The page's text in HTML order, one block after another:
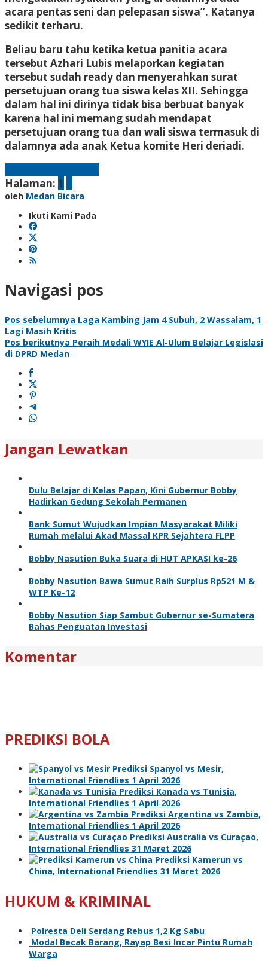
acara pentas seni dan pelepasan siswa”. Katanya
sedikit terharu.
Beliau baru tahu ketika ketua panitia acara
tersebut Azhari Lubis melaporkan kegiatan
tersebut sudah ready dan menyerahkan surat
persetujuan orang tua siswa kelas XII. Sehingga
dalam hal ini dirinya tidak bisa berbuat banyak
karena hal ini memang sudah mendapat
persetujuan orang tua dan wali siswa termasuk di
dalamnya ada anak Ketua komite Heri deriadi.
Halaman: 1
oleh Medan Bicara
Ikuti Kami Pada
Navigasi pos
Pos sebelumnya Laga Kambing Jam 4 Subuh, 2 Wassalam, 1
Lagi Masih Kritis
Pos berikutnya Peraih Medali WYIE Al-Ulum Belajar Legislasi
di DPRD Medan
Jangan Lewatkan
Dulu Belajar di Kelas Papan, Kini Gubernur Bobby
Hadirkan Gedung Sekolah Permanen
Bank Sumut Wujudkan Impian Masyarakat Miliki
Rumah melalui Akad Massal KPR Sejahtera FLPP
Bobby Nasution Buka Suara di HUT APKASI ke-26
Bobby Nasution Bawa Sumut Raih Surplus Rp521 M &
WTP Ke-12
Bobby Nasution Siap Sambut Gubernur se-Sumatera
Bahas Penguatan Investasi
Komentar
PREDIKSI BOLA
Prediksi Spanyol vs Mesir,
International Friendlies 1 April 2026
Prediksi Kanada vs Tunisia,
International Friendlies 1 April 2026
Prediksi Argentina vs Zambia,
International Friendlies 1 April 2026
Prediksi Australia vs Curaçao,
International Friendlies 31 Maret 2026
Prediksi Kamerun vs
China, International Friendlies 31 Maret 2026
HUKUM & KRIMINAL
Polresta Deli Serdang Rebus 1,2 Kg Sabu
Modal Becak Barang, Rayap Besi Incar Pintu Rumah
Warga